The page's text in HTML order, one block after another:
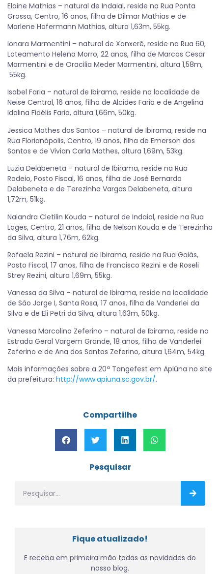
Pesquisar
Fique atualizado!
E receba em primeira mão todas as novidades do
nosso blog.
Elaine Mathias – natural de Indaial, reside na Rua Ponta
Grossa, Centro, 16 anos, filha de Dilmar Mathias e de
Marlene Hafermann Mathias, altura 1,63m, 55kg.
Ionara Marmentini – natural de Xanxerê, reside na Rua 60,
Loteamento Helena Morro, 22 anos, filha de Marcos Cesar
Marmentini e de Oracilia Meder Marmentini, altura 1,58m,
55kg.
Isabel Faria – natural de Ibirama, reside na localidade de
Neise Central, 16 anos, filha de Alcides Faria e de Angelina
Idalina Fidélis Faria, altura 1,66m, 50kg.
Jessica Mathes dos Santos – natural de Ibirama, reside na
Rua Florianópolis, Centro, 19 anos, filha de Emerson dos
Santos e de Vivian Carla Mathes, altura 1,69m, 53kg.
Luzia Delabeneta – natural de Ibirama, reside na Rua
Rodeio, Posto Fiscal, 16 anos, filha de José Bernardo
Delabeneta e de Terezinha Vargas Delabeneta, altura
1,72m, 51kg.
Naiandra Cletilin Kouda – natural de Indaial, reside na Rua
Lages, Centro, 21 anos, filha de Nelson Kouda e de Terezinha
da Silva, altura 1,76m, 62kg.
Rafaela Rezini – natural de Ibirama, reside na Rua Goiás,
Posto Fiscal, 17 anos, filha de Francisco Rezini e de Roseli
Strey Rezini, altura 1,69m, 55kg.
Vanessa da Silva – natural de Ibirama, reside na localidade
de São Jorge I, Santa Rosa, 17 anos, filha de Vanderlei da
Silva e de Eli Petri da Silva, altura 1,63m, 50kg.
Vanessa Marcolina Zeferino – natural de Ibirama, reside na
Estrada Geral Vargem Grande, 18 anos, filha de Vanderlei
Zeferino e de Ana dos Santos Zeferino, altura 1,64m, 54kg.
Mais informações sobre a 20ª Tangefest em Apiúna no site
da prefeitura: http://www.apiuna.sc.gov.br/.
Compartilhe